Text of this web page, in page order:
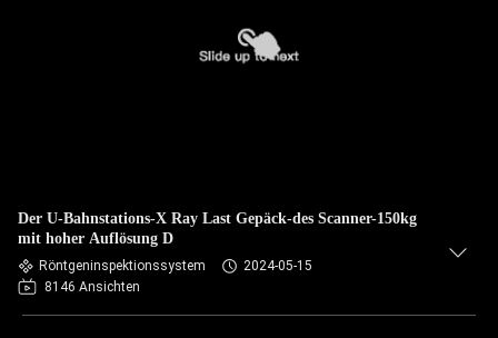
Der U-Bahnstations-X Ray Last Gepäck-des Scanner-150kg
mit hoher Auflösung D
Röntgeninspektionssystem
2024-05-15
8146 Ansichten